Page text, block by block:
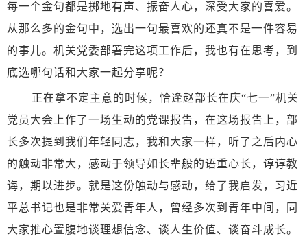
每一个金句都是掷地有声、振奋人心，深受大家的喜爱。
从那么多的金句中，选出一句最喜欢的还真不是一件容易
的事儿。机关党委部署完这项工作后，我也有在思考，到
底选哪句话和大家一起分享呢？
正在拿不定主意的时候，恰逢赵部长在庆“七一”机关
党员大会上作了一场生动的党课报告，在这场报告上，部
长多次提到我们年轻同志，我和大家一样，听了之后内心
的触动非常大，感动于领导如长辈般的语重心长，谆谆教
诲，期以进步。就是这份触动与感动，给了我启发，习近
平总书记也是非常关爱青年人，曾经多次到青年中间，同
大家推心置腹地谈理想信念、谈人生价值、谈奋斗成长。